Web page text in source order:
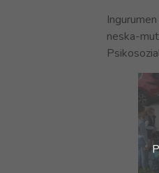
neska-